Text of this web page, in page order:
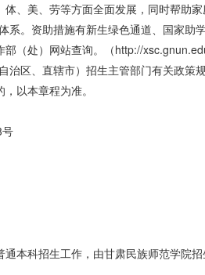
、美、劳等方面全面发展，同时帮助
系。资助措施有新生绿色通道、国家助
（处）网站查询。（http://
治区、直辖市）招生主管部门有关政
以本章程为准。
本科招生工作，由甘肃民族师范学院招